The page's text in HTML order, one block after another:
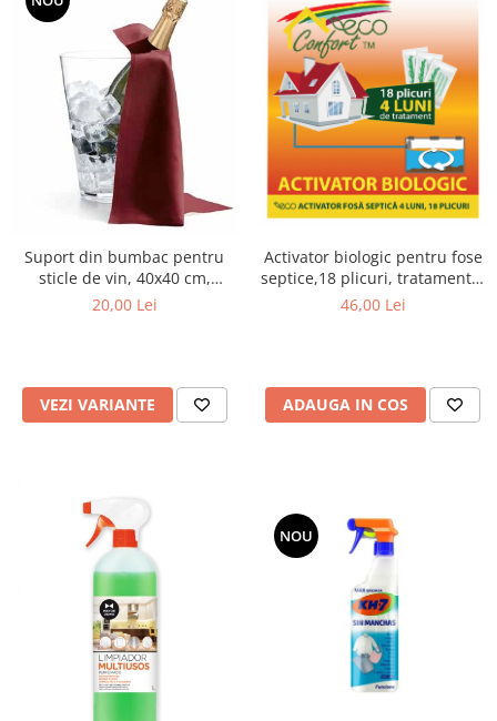
Suport din bumbac pentru
sticle de vin, 40x40 cm,
diferite culori
20,00 Lei
VEZI VARIANTE
Activator biologic pentru fose
septice,18 plicuri, tratament 4
luni
46,00 Lei
ADAUGA IN COS
NOU